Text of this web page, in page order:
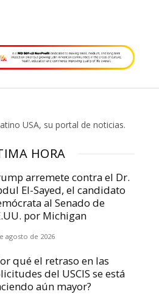
USA, su portal de noticias.
HORA
arremete contra el Dr.
El-Sayed, el candidato
al Senado de
por Michigan
agosto de 2026
qué el retraso en las
del USCIS se está
aún mayor?